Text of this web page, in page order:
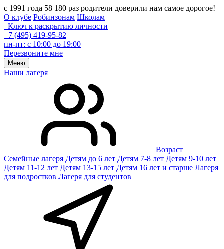
с 1991 года 58 180 раз родители доверили нам самое дорогое!
О клубе Робинзонам Школам
Ключ к раскрытию личности
+7 (495) 419-95-82
пн-пт: с 10:00 до 19:00
Перезвоните мне
Меню
Наши лагеря
Возраст
Семейные лагеря Детям до 6 лет Детям 7-8 лет Детям 9-10 лет
Детям 11-12 лет Детям 13-15 лет Детям 16 лет и старше Лагеря
для подростков Лагеря для студентов